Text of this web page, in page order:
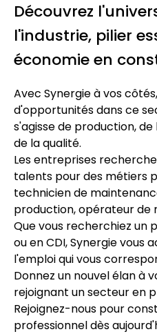
Découvrez
l'industrie, pilier
économie en
Avec Synergie à vos
d'opportunités dans ce
s'agisse de production,
de la qualité.
Les entreprises
talents pour des métiers
technicien de
production, opérateur de
Que vous recherchiez un
ou en CDI, Synergie
l'emploi qui vous
Donnez un nouvel élan à
rejoignant un secteur en
Rejoignez-nous pour
professionnel dès